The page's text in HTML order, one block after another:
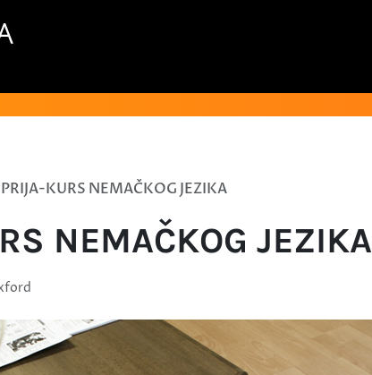
KURS NEMAČKOG JEZIKA
NEMAČKOG JEZIKA